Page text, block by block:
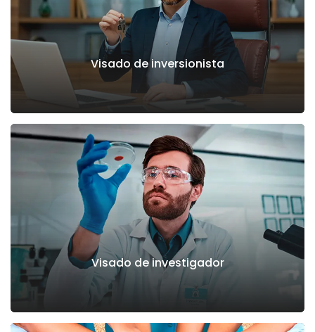
Visado de inversionista
Visado de investigador